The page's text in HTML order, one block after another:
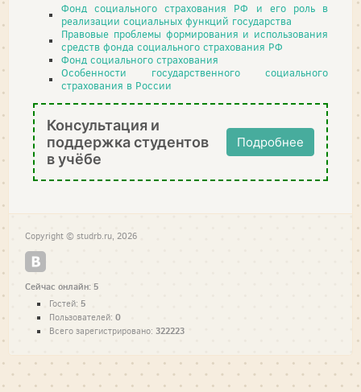
Фонд социального страхования РФ и его роль в
реализации социальных функций государства
Правовые проблемы формирования и использования
средств фонда социального страхования РФ
Фонд социального страхования
Особенности государственного социального
страхования в России
Консультация и
поддержка студентов
в учёбе
Подробнее
Copyright © studrb.ru, 2026
Сейчас онлайн: 5
Гостей: 5
Пользователей: 0
Всего зарегистрировано: 322223